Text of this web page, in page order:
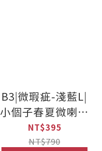
B3|微瑕疵-淺藍L|
小個子春夏微喇牛
仔水洗寬褲(XXS-
L)(九分款/長款)
NT$395
NT$790